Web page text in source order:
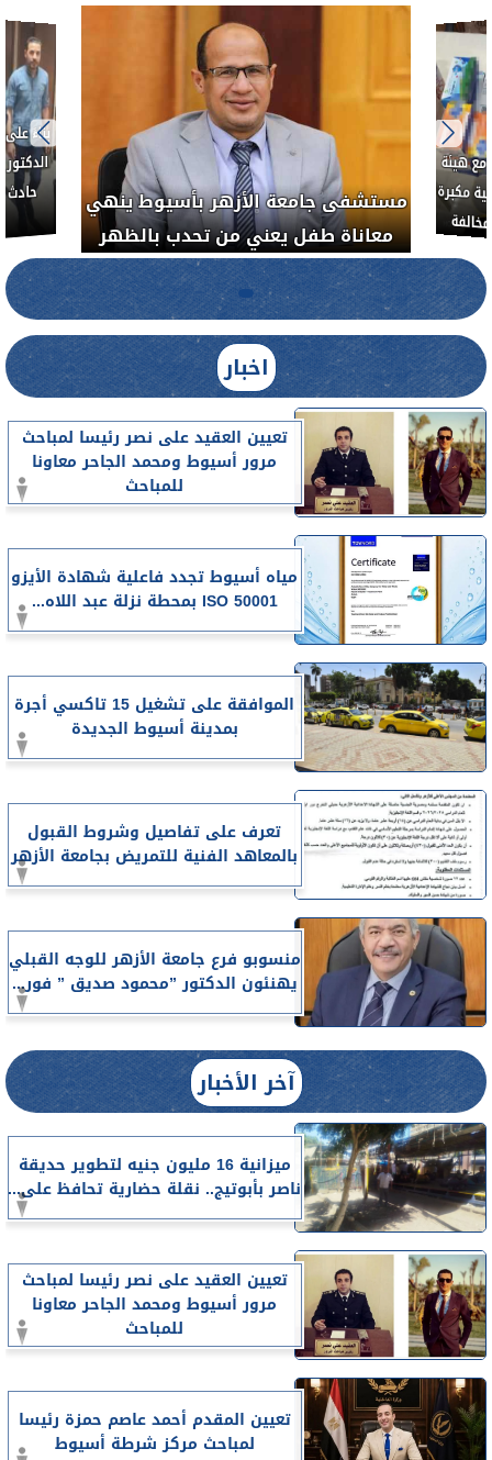
العلاج الحر بمنفلوط بالتعاون مع هيئة
الدواء المصرية يشن حملة رقابية مكبرة
لضبط المنشآت الطبية المخالفة.....
خبيث
اخبار
تعيين العقيد على نصر رئيسا لمباحث
مرور أسيوط ومحمد الجاحر معاونا
للمباحث
مياه أسيوط تجدد فاعلية شهادة الأيزو
ISO 50001 بمحطة نزلة عبد اللاه...
الموافقة على تشغيل 15 تاكسي أجرة
بمدينة أسيوط الجديدة
تعرف على تفاصيل وشروط القبول
بالمعاهد الفنية للتمريض بجامعة الأزهر
منسوبو فرع جامعة الأزهر للوجه القبلي
يهنئون الدكتور ”محمود صديق ” فور...
آخر الأخبار
ميزانية 16 مليون جنيه لتطوير حديقة
ناصر بأبوتيج.. نقلة حضارية تحافظ على...
تعيين العقيد على نصر رئيسا لمباحث
مرور أسيوط ومحمد الجاحر معاونا
للمباحث
تعيين المقدم أحمد عاصم حمزة رئيسا
لمباحث مركز شرطة أسيوط